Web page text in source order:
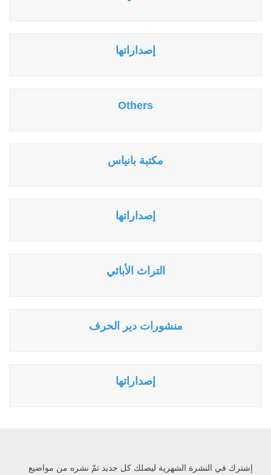
إصداراتها
Others
مكتبة بانياس
إصداراتها
التراث الأبائي
منشورات دير الحرف
إصداراتها
إشترك في النشرة الشهرية ليصلك كل جديد تمّ نشره من مواضيع